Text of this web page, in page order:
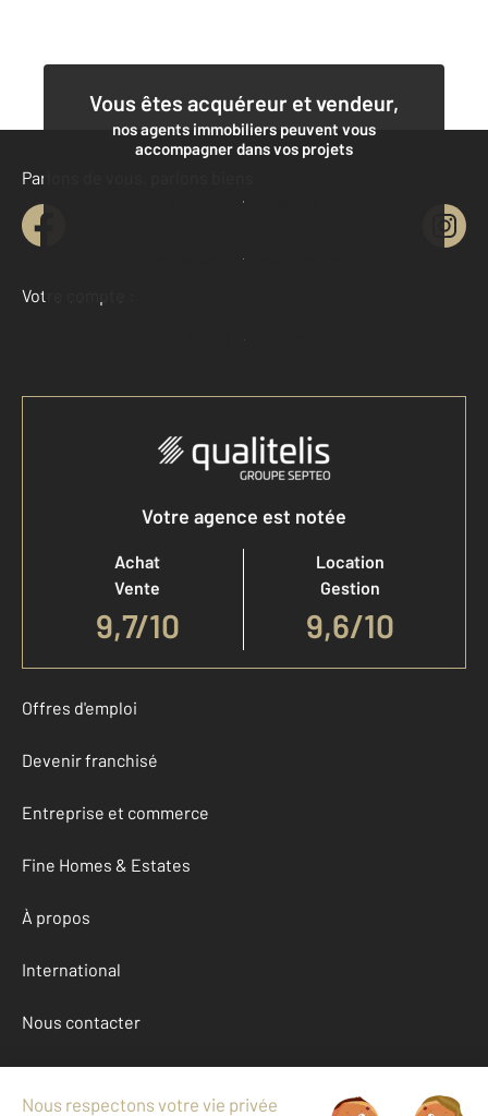
Vous êtes acquéreur et vendeur,
nos agents immobiliers peuvent vous
accompagner dans vos projets
Contacter l'agence
Demander une estimation
Parlons de vous, parlons biens
Votre compte :
Accéder à mon compte
Votre agence est notée
Achat
Vente
9,7/10
Location
Gestion
9,6/10
Offres d'emploi
Devenir franchisé
Entreprise et commerce
Fine Homes & Estates
À propos
International
Nous contacter